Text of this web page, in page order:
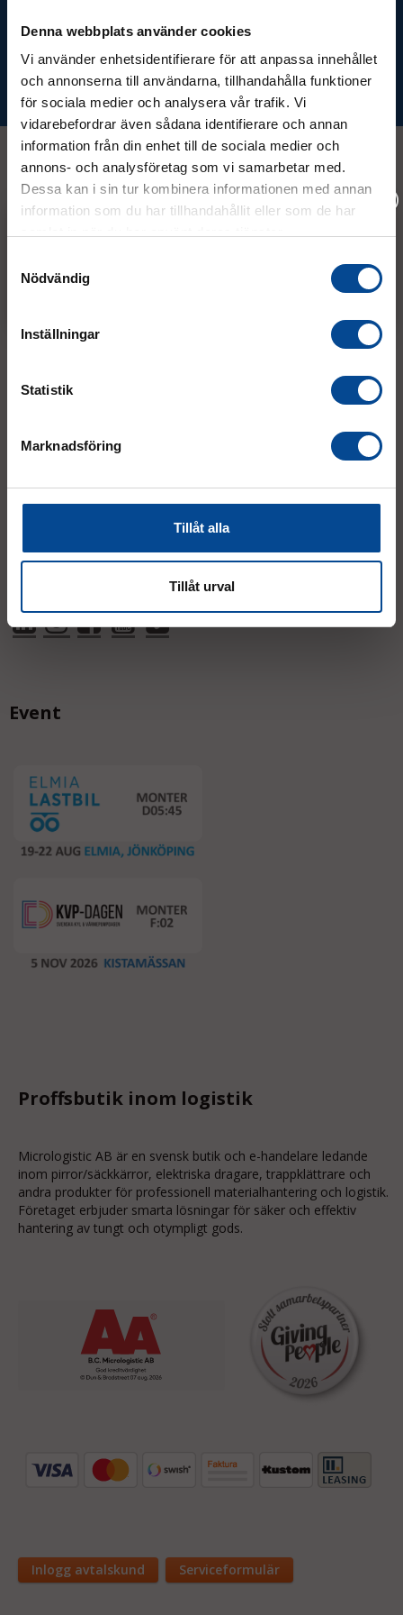
Denna webbplats använder cookies
Vi använder enhetsidentifierare för att anpassa innehållet
och annonserna till användarna, tillhandahålla funktioner
för sociala medier och analysera vår trafik. Vi
vidarebefordrar även sådana identifierare och annan
information från din enhet till de sociala medier och
annons- och analysföretag som vi samarbetar med.
Dessa kan i sin tur kombinera informationen med annan
information som du har tillhandahållit eller som de har
Nödvändig
Inställningar
Statistik
Marknadsföring
Tillåt alla
Tillåt urval
Prenumerera
Kontakt
info@micrologistic.com
support@micrologistic.com
Tumstocksvägen 11 A (
187 66 Täby
Mån–Tor:7.30–16.30
(lunch 12.00–12.30)
AVVIKANDE ÖPPETTIDER
Event
Proffsbutik inom logistik
Micrologistic AB är en svensk butik och e-handelare ledande
inom pirror/säckkärror, elektriska dragare, trappklättrare och
andra produkter för professionell materialhantering och logistik.
Företaget erbjuder smarta lösningar för säker och effektiv
hantering av tungt och otympligt gods.
Inlogg avtalskund Serviceformulär